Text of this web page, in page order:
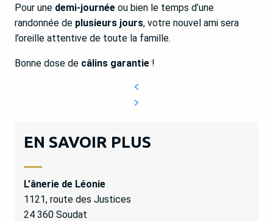
Pour une demi-journée ou bien le temps d’une
randonnée de plusieurs jours, votre nouvel ami sera
l’oreille attentive de toute la famille.
Bonne dose de câlins garantie !
EN SAVOIR PLUS
L’ânerie de Léonie
1121, route des Justices
24 360 Soudat